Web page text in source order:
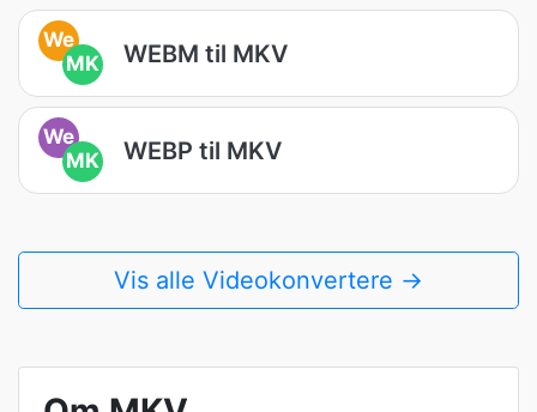
We
MK
WEBM til MKV
We
MK
WEBP til MKV
Vis alle Videokonvertere →